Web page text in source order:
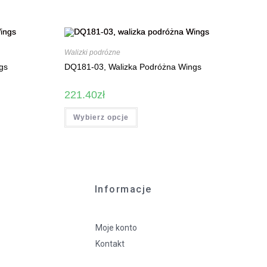
Walizki podrózne
DQ181-03, Walizka Podróżna Wings
221.40zł
Wybierz opcje
Informacje
Moje konto
Kontakt